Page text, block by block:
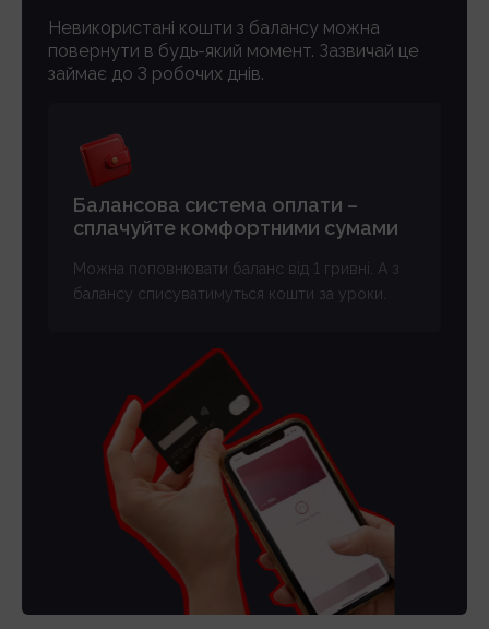
Невикористані кошти з балансу можна
повернути в будь-який момент. Зазвичай це
займає до 3 робочих днів.
Балансова система оплати –
сплачуйте комфортними сумами
Можна поповнювати баланс від 1 гривні. А з
балансу списуватимуться кошти за уроки.